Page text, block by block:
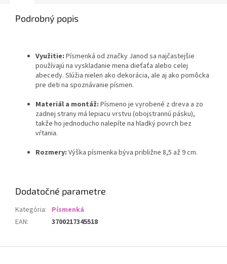
Podrobný popis
Využitie: Písmenká od značky Janod sa najčastejšie
používajú na vyskladanie mena dieťaťa alebo celej
abecedy. Slúžia nielen ako dekorácia, ale aj ako pomôcka
pre deti na spoznávanie písmen.
Materiál a montáž: Písmeno je vyrobené z dreva a zo
zadnej strany má lepiacu vrstvu (obojstrannú pásku),
takže ho jednoducho nalepíte na hladký povrch bez
vŕtania.
Rozmery: Výška písmenka býva približne 8,5 až 9 cm.
Dodatočné parametre
Kategória: Písmenká
EAN: 3700217345518